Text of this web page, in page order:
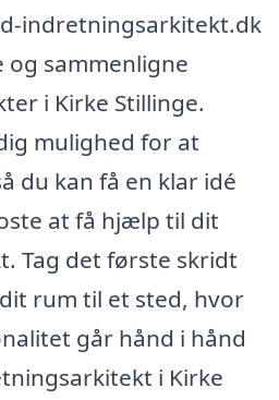
indretningsarkitekt.dk
sammenligne
i Kirke Stillinge.
mulighed for at
du kan få en klar idé
at få hjælp til dit
Tag det første skridt
rum til et sted, hvor
går hånd i hånd
i Kirke